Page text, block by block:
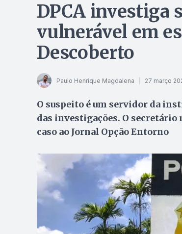
DPCA investiga
vulnerável em
Descoberto
Paulo Henrique Magdalena 27 março
O suspeito é um servidor da
das investigações. O secretário
caso ao Jornal Opção Entorno